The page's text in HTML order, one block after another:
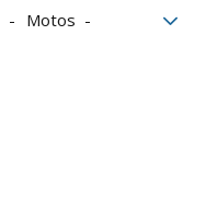
Motos